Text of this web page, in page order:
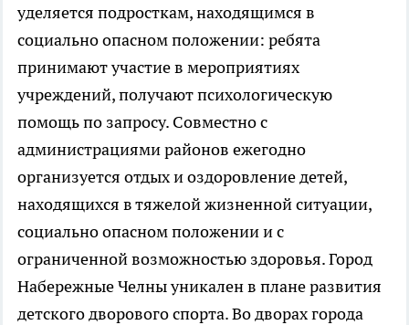
уделяется подросткам, находящимся в
социально опасном положении: ребята
принимают участие в мероприятиях
учреждений, получают психологическую
помощь по запросу. Совместно с
администрациями районов ежегодно
организуется отдых и оздоровление детей,
находящихся в тяжелой жизненной ситуации,
социально опасном положении и с
ограниченной возможностью здоровья. Город
Набережные Челны уникален в плане развития
детского дворового спорта. Во дворах города